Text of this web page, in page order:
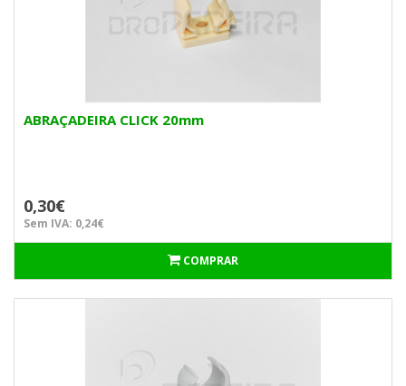
ABRAÇADEIRA CLICK 20mm
0,30€
Sem IVA: 0,24€
COMPRAR